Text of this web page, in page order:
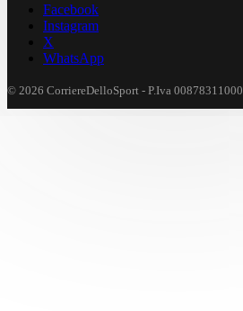
Facebook
Instagram
X
WhatsApp
© 2026 CorriereDelloSport - P.Iva 00878311000